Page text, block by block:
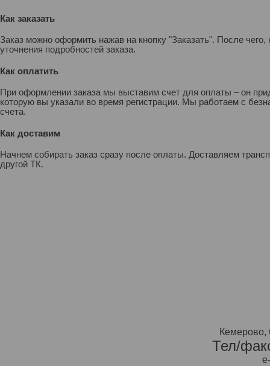
Как заказать
Заказ можно оформить нажав на кнопку "Заказать". После
уточнения подробностей заказа.
Как оплатить
При оформлении заказа мы выставим счет для оплаты – он
которую вы указали во время регистрации. Мы работаем с
счета.
Как доставим
Начнем собирать заказ сразу после оплаты. Доставляем
другой ТК.
Кемерово,
Тел/